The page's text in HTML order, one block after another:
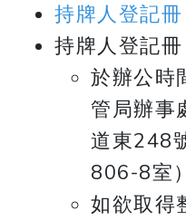
持牌人登記冊
持牌人登記冊
於辦公時
管局辦事
道東248
806-8室
如欲取得